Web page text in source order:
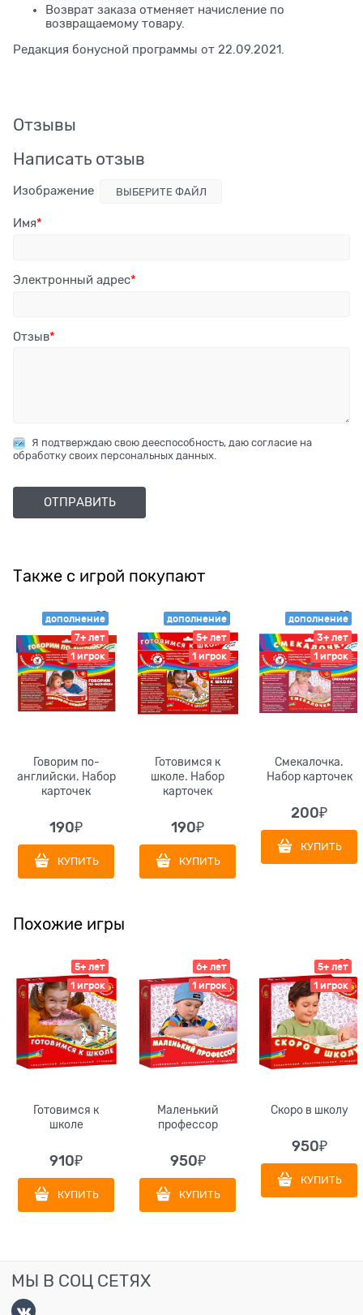
Возврат заказа отменяет начисление по
возвращаемому товару.
Редакция бонусной программы от 22.09.2021.
Отзывы
Написать отзыв
Изображение ВЫБЕРИТЕ ФАЙЛ
Имя
Электронный адрес
Отзыв
Я подтверждаю свою дееспособность, даю согласие на
обработку своих персональных данных.
Также с игрой покупают
дополнение
7+ лет
1 игрок
Говорим по-
английски. Набор
карточек
190₽
КУПИТЬ
дополнение
5+ лет
1 игрок
Готовимся к
школе. Набор
карточек
190₽
КУПИТЬ
дополнение
3+ лет
1 игрок
Смекалочка.
Набор карточек
200₽
КУПИТЬ
Похожие игры
5+ лет
1 игрок
Готовимся к
школе
910₽
КУПИТЬ
6+ лет
1 игрок
Маленький
профессор
950₽
КУПИТЬ
5+ лет
1 игрок
Скоро в школу
950₽
КУПИТЬ
МЫ В СОЦ СЕТЯХ